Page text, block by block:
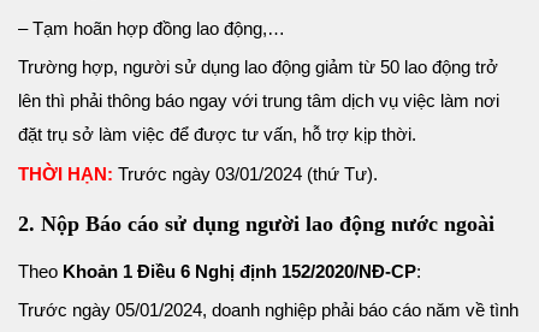
– Tạm hoãn hợp đồng lao động,…
Trường hợp, người sử dụng lao động giảm từ 50 lao động trở
lên thì phải thông báo ngay với trung tâm dịch vụ việc làm nơi
đặt trụ sở làm việc để được tư vấn, hỗ trợ kịp thời.
THỜI HẠN: Trước ngày 03/01/2024 (thứ Tư).
2. Nộp Báo cáo sử dụng người lao động nước ngoài
Theo Khoản 1 Điều 6 Nghị định 152/2020/NĐ-CP:
Trước ngày 05/01/2024, doanh nghiệp phải báo cáo năm về tình